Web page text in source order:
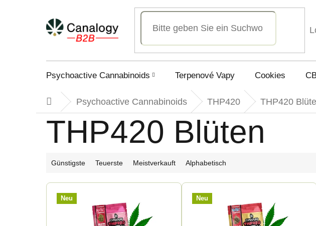
Psychoactive Cannabinoids Terpenové Vapy Cookies
StartseitePsychoactive Cannabinoids THP420 THP420
THP420 Blüten
P
r
o
Günstigste Teuerste Meistverkauft Alphabetisch
L Neu Neu